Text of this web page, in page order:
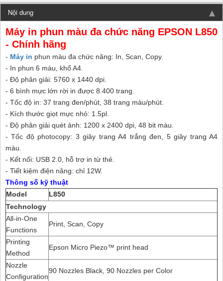
Nội dung
Máy in phun màu đa chức năng EPSON L850
- Chính hãng
- Máy in phun màu đa chức năng: In, Scan, Copy.
- In phun 6 màu, khổ A4.
- Độ phân giải: 5760 x 1440 dpi.
- 6 bình mực lớn rời in được 8.400 trang.
- Tốc độ in: 37 trang đen/phút, 38 trang màu/phút.
- Kích thước giọt mực nhỏ: 1.5pl.
- Độ phân giải quét ảnh: 1200 x 2400 dpi, 48 bit màu.
- Tốc độ photocopy: 3 giây trang A4 trắng đen, 5 giây trang A4
màu.
- Kết nối: USB 2.0, hỗ trợ in từ thẻ.
- Tiết kiệm điện năng: chỉ 12W.
Thông số kỹ thuật
Model
L850
Technology
All-in-One
Functions
Print, Scan, Copy
Printing
Method
Epson Micro Piezo™ print head
Nozzle
Configuration
90 Nozzles Black, 90 Nozzles per Color